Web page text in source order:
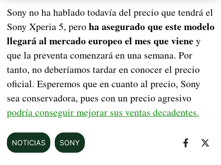
Sony no ha hablado todavía del precio que tendrá el
Sony Xperia 5, peroha asegurado que este modelo
llegará al mercado europeo el mes que vieney
que la preventa comenzará en una semana. Por
tanto, no deberíamos tardar en conocer el precio
oficial. Esperemos que en cuanto al precio, Sony
sea conservadora, pues con un precio agresivo
podría conseguir mejorar sus ventas decadentes.
NOTICIAS SONY